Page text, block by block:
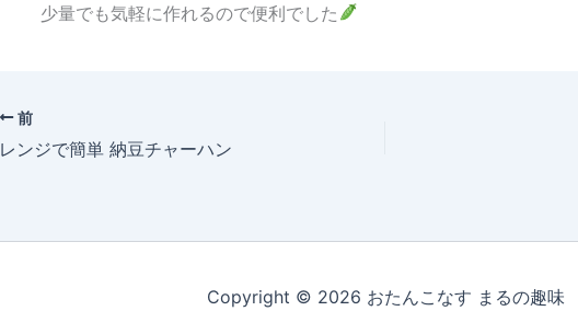
少量でも気軽に作れるので便利でした
前
レンジで簡単 納豆チャーハン
Copyright © 2026 おたんこなす まるの趣味